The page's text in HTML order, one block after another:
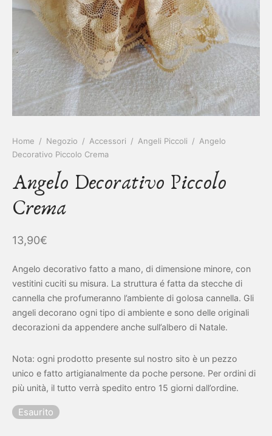
Home / Negozio / Accessori / Angeli Piccoli / Angelo
Decorativo Piccolo Crema
Angelo Decorativo Piccolo
Crema
13,90€
Angelo decorativo fatto a mano, di dimensione minore, con
vestitini cuciti su misura. La struttura é fatta da stecche di
cannella che profumeranno l’ambiente di golosa cannella. Gli
angeli decorano ogni tipo di ambiente e sono delle originali
decorazioni da appendere anche sull’albero di Natale.
Nota: ogni prodotto presente sul nostro sito è un pezzo
unico e fatto artigianalmente da poche persone. Per ordini di
più unità, il tutto verrà spedito entro 15 giorni dall’ordine.
Esaurito